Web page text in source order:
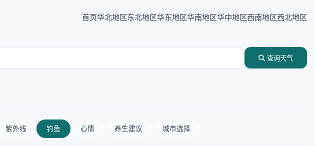
首页华北地区东北地区华东地区华南地区华中地区西南地区西北地区
查询天气
紫外线 钓鱼 心情 养生建议 城市选择